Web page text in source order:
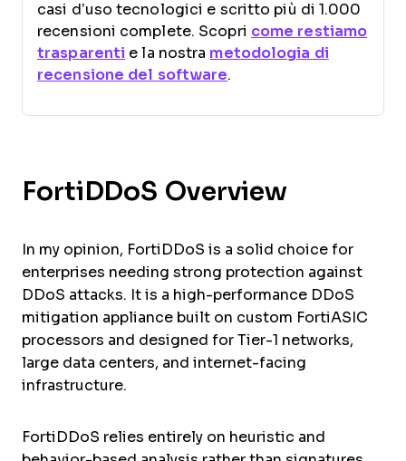
casi d’uso tecnologici e scritto più di 1.000
recensioni complete. Scopri come restiamo
trasparenti e la nostra metodologia di
recensione del software.
FortiDDoS Overview
In my opinion, FortiDDoS is a solid choice for
enterprises needing strong protection against
DDoS attacks. It is a high-performance DDoS
mitigation appliance built on custom FortiASIC
processors and designed for Tier-1 networks,
large data centers, and internet-facing
infrastructure.
FortiDDoS relies entirely on heuristic and